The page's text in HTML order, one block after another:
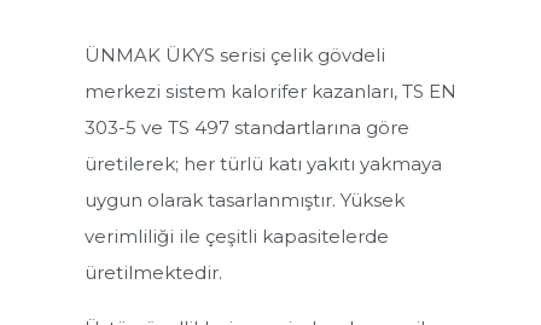
ÜNMAK ÜKYS serisi çelik gövdeli
merkezi sistem kalorifer kazanları, TS EN
303-5 ve TS 497 standartlarına göre
üretilerek; her türlü katı yakıtı yakmaya
uygun olarak tasarlanmıştır. Yüksek
verimliliği ile çeşitli kapasitelerde
üretilmektedir.